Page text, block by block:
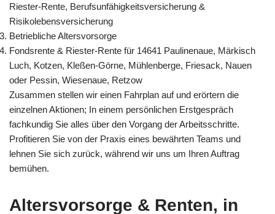
Riester-Rente, Berufsunfähigkeitsversicherung &
Risikolebensversicherung
Betriebliche Altersvorsorge
Fondsrente & Riester-Rente für 14641 Paulinenaue, Märkisch
Luch, Kotzen, Kleßen-Görne, Mühlenberge, Friesack, Nauen
oder Pessin, Wiesenaue, Retzow
Zusammen stellen wir einen Fahrplan auf und erörtern die
einzelnen Aktionen; In einem persönlichen Erstgespräch
fachkundig Sie alles über den Vorgang der Arbeitsschritte.
Profitieren Sie von der Praxis eines bewährten Teams und
lehnen Sie sich zurück, während wir uns um Ihren Auftrag
bemühen.
Altersvorsorge & Renten, in